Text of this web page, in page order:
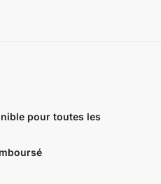
pour toutes les